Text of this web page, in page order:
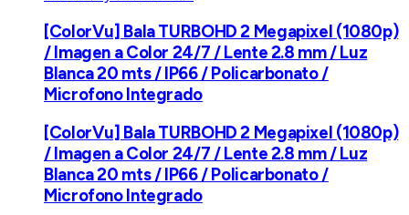
[ColorVu] Bala TURBOHD 2 Megapixel (1080p)
/ Imagen a Color 24/7 / Lente 2.8 mm / Luz
Blanca 20 mts / IP66 / Policarbonato /
Microfono Integrado
[ColorVu] Bala TURBOHD 2 Megapixel (1080p)
/ Imagen a Color 24/7 / Lente 2.8 mm / Luz
Blanca 20 mts / IP66 / Policarbonato /
Microfono Integrado